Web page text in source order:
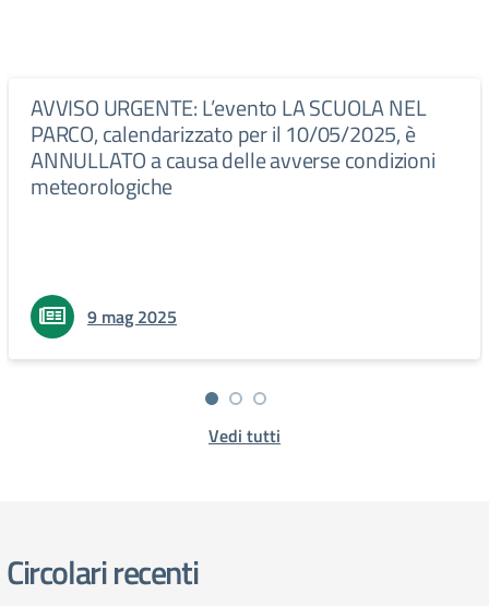
AVVISO URGENTE: L’evento LA SCUOLA NEL
PARCO, calendarizzato per il 10/05/2025, è
ANNULLATO a causa delle avverse condizioni
meteorologiche
9 mag 2025
Vedi tutti
Circolari recenti